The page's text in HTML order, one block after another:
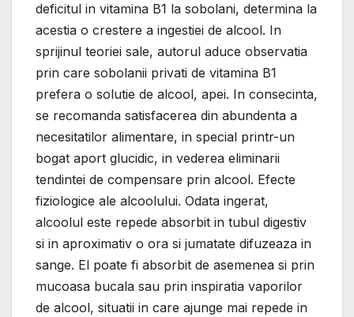
deficitul in vitamina B1 la sobolani, determina la
acestia o crestere a ingestiei de alcool. In
sprijinul teoriei sale, autorul aduce observatia
prin care sobolanii privati de vitamina B1
prefera o solutie de alcool, apei. In consecinta,
se recomanda satisfacerea din abundenta a
necesitatilor alimentare, in special printr-un
bogat aport glucidic, in vederea eliminarii
tendintei de compensare prin alcool. Efecte
fiziologice ale alcoolului. Odata ingerat,
alcoolul este repede absorbit in tubul digestiv
si in aproximativ o ora si jumatate difuzeaza in
sange. El poate fi absorbit de asemenea si prin
mucoasa bucala sau prin inspiratia vaporilor
de alcool, situatii in care ajunge mai repede in